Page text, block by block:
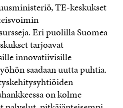
TE-keskukset
Eri puolilla Suomea
tarjoavat
innovatiivisille
saadaan uutta puhtia.
on kolme